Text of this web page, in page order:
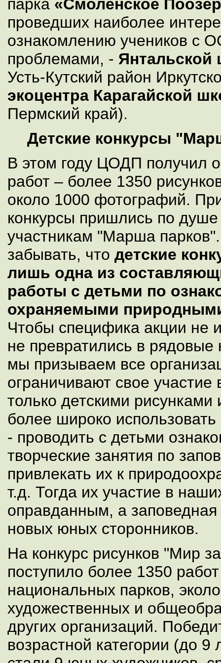
парка «Смоленское
проведших наиболее
ознакомлению учеников с
проблемами, -
Усть-Кутский район
экоцентра Карагайской
Пермский край).
Детские конкурсы
В этом году ЦОДП получил
работ – более 1350
около 1000 фотографий.
конкурсы пришлись по душе
участникам "Марша
забывать, что детские
лишь одна из
работы с детьми по
охраняемыми
Чтобы специфика акции не
не превратились в рядовые
мы призываем все
ограничивают свое
только детскими
более широко
- проводить с детьми
творческие занятия по
привлекать их к
т.д. Тогда их участие в
оправданным, а заповедная
новых юных сторонников.
На конкурс рисунков "Мир
поступило более 1350
национальных парков,
художественных и
других организаций.
возрастной категории (до 9